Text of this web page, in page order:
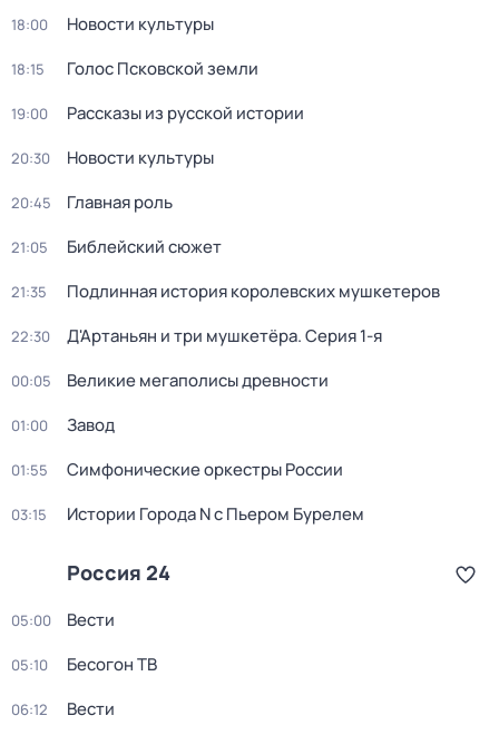
18:00 Новости культуры
18:15 Голос Псковской земли
19:00 Рассказы из русской истории
20:30 Новости культуры
20:45 Главная роль
21:05 Библейский сюжет
21:35 Подлинная история королевских мушкетеров
22:30 Д'Артаньян и три мушкетёра. Серия 1-я
00:05 Великие мегаполисы древности
01:00 Завод
01:55 Симфонические оркестры России
03:15 Истории Города N с Пьером Бурелем
Россия 24
05:00 Вести
05:10 Бесогон ТВ
06:12 Вести